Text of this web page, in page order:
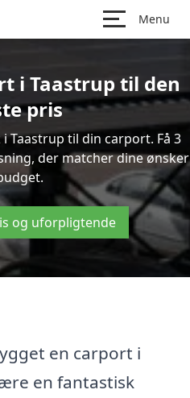
Menu
i Taastrup til den
pris
Taastrup til din carport. Få 3
der matcher dine ønsker
og uforpligtende
en carport i
en fantastisk